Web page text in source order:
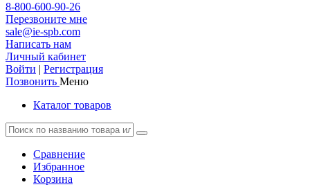
8-800-600-90-26
Перезвоните мне
sale@ie-spb.com
Написать нам
Личный кабинет
Войти | Регистрация
Позвонить Меню
Каталог товаров
Сравнение
Избранное
Корзина